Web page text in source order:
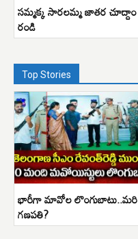
సమ్మక్క సారలమ్మ జాతర చూద్దాం
రండి
Top Stories
భారీగా మావోల లొంగుబాటు..మరి
గణపతి?